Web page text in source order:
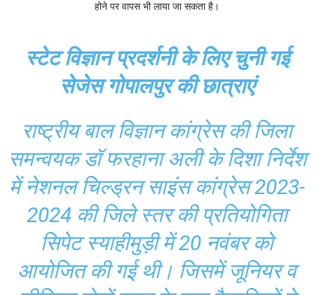
होने पर वापस भी लाया जा सकता है।
स्टेट विज्ञान प्रदर्शनी के लिए चुनी गई
सेजेस गोपालपुर की छात्राएं
राष्ट्रीय बाल विज्ञान कांग्रेस की जिला
समन्वयक डॉ फरहाना अली के दिशा निर्देश
में नेशनल चिल्ड्रन साइंस कांग्रेस 2023-
2024 की जिले स्तर की प्रतियोगिता
सिपेट स्याहीमुड़ी में 20 नवंबर को
आयोजित की गई थी। जिसमें जूनियर व